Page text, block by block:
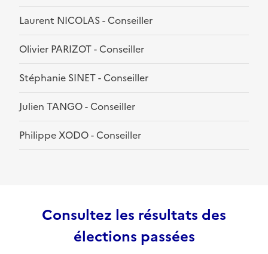
Laurent NICOLAS - Conseiller
Olivier PARIZOT - Conseiller
Stéphanie SINET - Conseiller
Julien TANGO - Conseiller
Philippe XODO - Conseiller
Consultez les résultats des
élections passées